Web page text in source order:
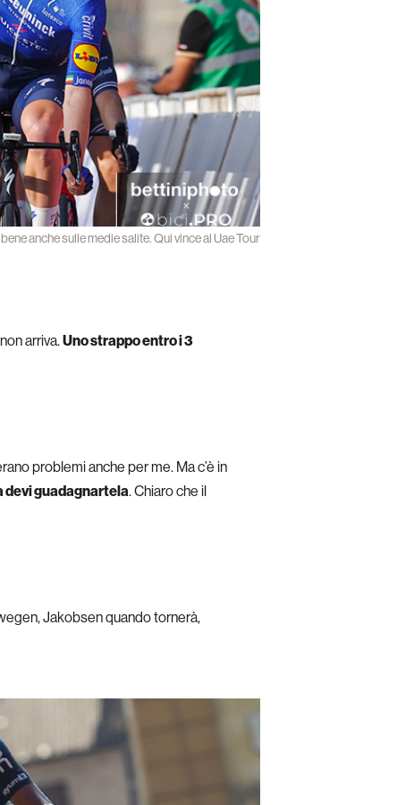
anche sulle medie salite. Qui vince al Uae Tour
arriva.Uno strappo entro i 3
problemi anche per me. Ma c’è in
devi guadagnartela. Chiaro che il
Jakobsen quando tornerà,